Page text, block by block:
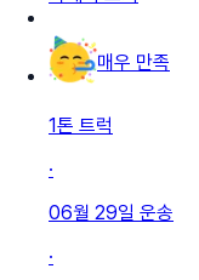
매우 만족
1톤 트럭
·
06월 29일 운송
·